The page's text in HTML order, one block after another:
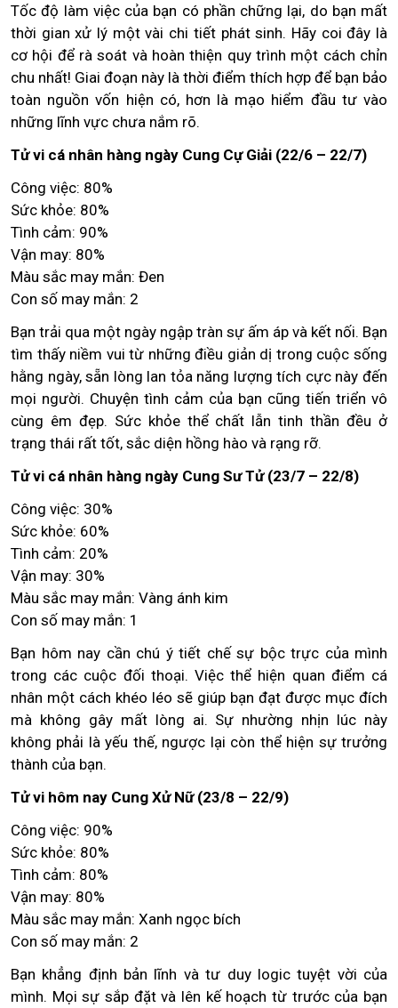
Tốc độ làm việc của bạn có phần chững lại, do bạn mất
thời gian xử lý một vài chi tiết phát sinh. Hãy coi đây là
cơ hội để rà soát và hoàn thiện quy trình một cách chỉn
chu nhất! Giai đoạn này là thời điểm thích hợp để bạn bảo
toàn nguồn vốn hiện có, hơn là mạo hiểm đầu tư vào
những lĩnh vực chưa nắm rõ.
Tử vi cá nhân hàng ngày Cung Cự Giải (22/6 – 22/7)
Công việc: 80%
Sức khỏe: 80%
Tình cảm: 90%
Vận may: 80%
Màu sắc may mắn: Đen
Con số may mắn: 2
Bạn trải qua một ngày ngập tràn sự ấm áp và kết nối. Bạn
tìm thấy niềm vui từ những điều giản dị trong cuộc sống
hằng ngày, sẵn lòng lan tỏa năng lượng tích cực này đến
mọi người. Chuyện tình cảm của bạn cũng tiến triển vô
cùng êm đẹp. Sức khỏe thể chất lẫn tinh thần đều ở
trạng thái rất tốt, sắc diện hồng hào và rạng rỡ.
Tử vi cá nhân hàng ngày Cung Sư Tử (23/7 – 22/8)
Công việc: 30%
Sức khỏe: 60%
Tình cảm: 20%
Vận may: 30%
Màu sắc may mắn: Vàng ánh kim
Con số may mắn: 1
Bạn hôm nay cần chú ý tiết chế sự bộc trực của mình
trong các cuộc đối thoại. Việc thể hiện quan điểm cá
nhân một cách khéo léo sẽ giúp bạn đạt được mục đích
mà không gây mất lòng ai. Sự nhường nhịn lúc này
không phải là yếu thế, ngược lại còn thể hiện sự trưởng
thành của bạn.
Tử vi hôm nay Cung Xử Nữ (23/8 – 22/9)
Công việc: 90%
Sức khỏe: 80%
Tình cảm: 80%
Vận may: 80%
Màu sắc may mắn: Xanh ngọc bích
Con số may mắn: 2
Bạn khẳng định bản lĩnh và tư duy logic tuyệt vời của
mình. Mọi sự sắp đặt và lên kế hoạch từ trước của bạn